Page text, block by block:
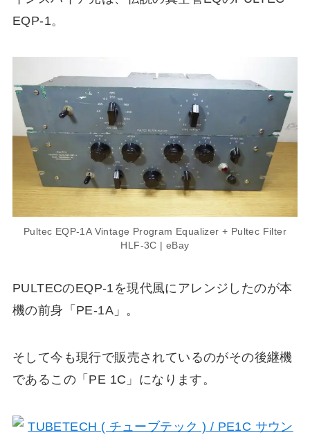
EQP-1。
Pultec EQP-1A Vintage Program Equalizer + Pultec Filter
HLF-3C | eBay
PULTECのEQP-1を現代風にアレンジしたのが本
機の前身「PE-1A」。
そして今も現行で販売されているのがその後継機
であるこの「PE 1C」になります。